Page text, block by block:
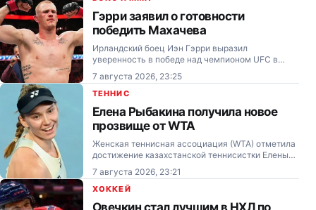
Гэрри заявил о готовности
победить Махачева
Ирландский боец Иэн Гэрри выразил
уверенность в победе над чемпионом UFC в
полусреднем весе Исламом Махачевым перед
их титульным поединком.
7 августа 2026, 23:25
ТЕННИС
Елена Рыбакина получила новое
прозвище от WTA
Женская теннисная ассоциация (WTA) отметила
достижение казахстанской теннисистки Елены
Рыбакиной и придумала ей новое прозвище.
7 августа 2026, 23:21
ХОККЕЙ